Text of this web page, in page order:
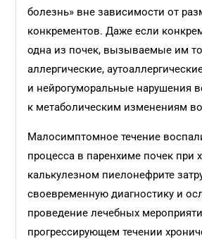
болезнь» вне зависимости от
конкрементов. Даже если
одна из почек, вызываемые им
аллергические,
и нейрогуморальные нарушения
к метаболическим изменениям
Малосимптомное течение
процесса в паренхиме почек при
калькулезном пиелонефрите
своевременную диагностику и
проведение лечебных
прогрессирующем течении